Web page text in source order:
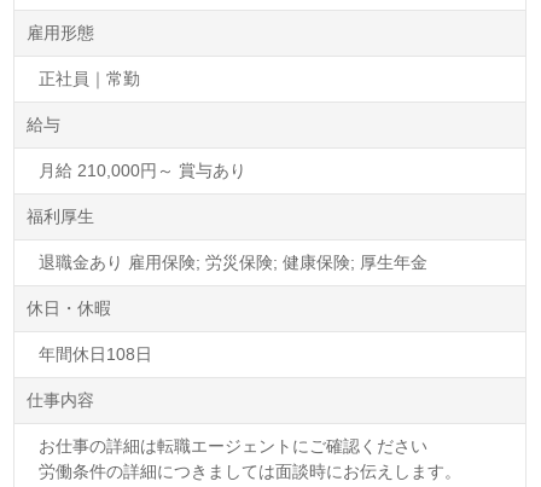
雇用形態
正社員｜常勤
給与
月給 210,000円～ 賞与あり
福利厚生
退職金あり 雇用保険; 労災保険; 健康保険; 厚生年金
休日・休暇
年間休日108日
仕事内容
お仕事の詳細は転職エージェントにご確認ください
労働条件の詳細につきましては面談時にお伝えします。